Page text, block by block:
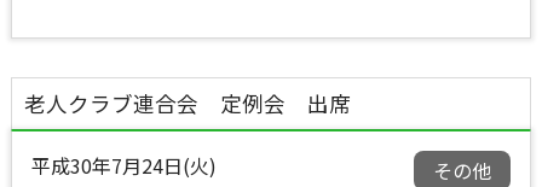
老人クラブ連合会 定例会 出席
平成30年7月24日(火)
その他